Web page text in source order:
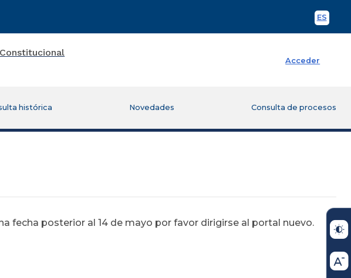
ES
Acceder
histórica Novedades Consulta de procesos
fecha posterior al 14 de mayo por favor dirigirse al portal nuevo.